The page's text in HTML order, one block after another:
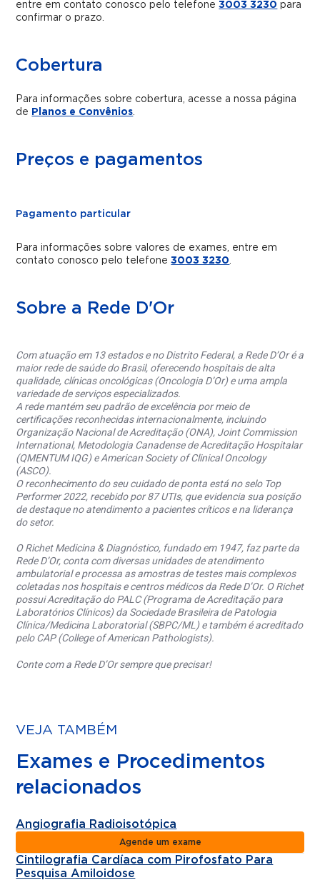
entre em contato conosco pelo telefone3003 3230 para
confirmar o prazo.
Cobertura
Para informações sobre cobertura, acesse a nossa página
de Planos e Convênios.
Preços e pagamentos
Pagamento particular
Para informações sobre valores de exames, entre em
contato conosco pelo telefone3003 3230.
Sobre a Rede D'Or
Com atuação em 13 estados e no Distrito Federal, a Rede D’Or é a
maior rede de saúde do Brasil, oferecendo hospitais de alta
qualidade, clínicas oncológicas (Oncologia D’Or) e uma ampla
variedade de serviços especializados.
A rede mantém seu padrão de excelência por meio de
certificações reconhecidas internacionalmente, incluindo
Organização Nacional de Acreditação (ONA), Joint Commission
International, Metodologia Canadense de Acreditação Hospitalar
(QMENTUM IQG) e American Society of Clinical Oncology
(ASCO).
O reconhecimento do seu cuidado de ponta está no selo Top
Performer 2022, recebido por 87 UTIs, que evidencia sua posição
de destaque no atendimento a pacientes críticos e na liderança
do setor.
O Richet Medicina & Diagnóstico, fundado em 1947, faz parte da
Rede D’Or, conta com diversas unidades de atendimento
ambulatorial e processa as amostras de testes mais complexos
coletadas nos hospitais e centros médicos da Rede D’Or. O Richet
possui Acreditação do PALC (Programa de Acreditação para
Laboratórios Clínicos) da Sociedade Brasileira de Patologia
Clínica/Medicina Laboratorial (SBPC/ML) e também é acreditado
pelo CAP (College of American Pathologists).
Conte com a Rede D’Or sempre que precisar!
VEJA TAMBÉM
Exames e Procedimentos
relacionados
Angiografia Radioisotópica
Agende um exame
Cintilografia Cardíaca com Pirofosfato Para
Pesquisa Amiloidose